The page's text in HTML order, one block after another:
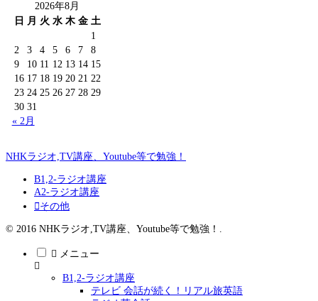
2026年8月
日 月 火 水 木 金 土
1
2
3 4 5 6 7
8
9
10 11 12 13 14 15
16 17 18 19 20 21 22
23 24 25 26 27 28 29
30 31
« 2月
NHKラジオ,TV講座、Youtube等で勉強！
B1,2-ラジオ講座
A2-ラジオ講座
その他
© 2016 NHKラジオ,TV講座、Youtube等で勉強！.
メニュー
B1,2-ラジオ講座
テレビ 会話が続く！リアル旅英語